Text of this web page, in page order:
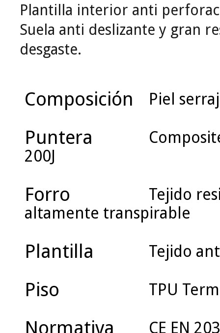
Plantilla interior anti
Suela anti deslizante y gran
desgaste.
Composición Piel
Puntera
200J
Forro
Tejido
altamente transpirable
Plantilla Tejido
Piso TPU
Normativa CE EN